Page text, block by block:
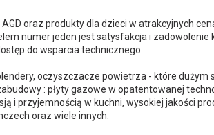
oraz produkty dla dzieci w atrakcyjnych
numer jeden jest satysfakcja i
do wsparcia technicznego.
oczyszczacze powietrza - które dużym
: płyty gazowe w opatentowanej
i przyjemnością w kuchni, wysokiej jakości
oraz wiele innych.